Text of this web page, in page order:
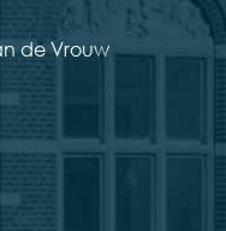
de Vrouw